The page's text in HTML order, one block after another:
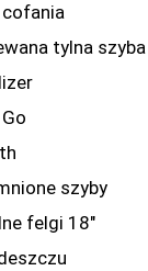
cofania
tylna szyba
szyby
felgi 18"